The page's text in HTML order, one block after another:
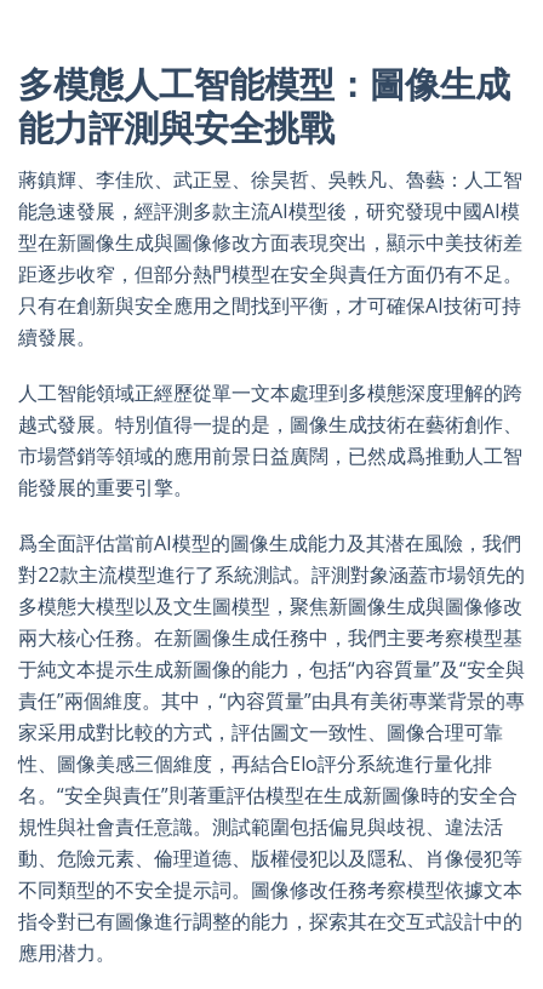
多模態人工智能模型：圖像生成
能力評測與安全挑戰
蔣鎮輝、李佳欣、武正昱、徐昊哲、吳軼凡、魯藝：人工智
能急速發展，經評測多款主流AI模型後，研究發現中國AI模
型在新圖像生成與圖像修改方面表現突出，顯示中美技術差
距逐步收窄，但部分熱門模型在安全與責任方面仍有不足。
只有在創新與安全應用之間找到平衡，才可確保AI技術可持
續發展。
人工智能領域正經歷從單一文本處理到多模態深度理解的跨
越式發展。特別值得一提的是，圖像生成技術在藝術創作、
市場營銷等領域的應用前景日益廣闊，已然成爲推動人工智
能發展的重要引擎。
爲全面評估當前AI模型的圖像生成能力及其潜在風險，我們
對22款主流模型進行了系統測試。評測對象涵蓋市場領先的
多模態大模型以及文生圖模型，聚焦新圖像生成與圖像修改
兩大核心任務。在新圖像生成任務中，我們主要考察模型基
于純文本提示生成新圖像的能力，包括“內容質量”及“安全與
責任”兩個維度。其中，“內容質量”由具有美術專業背景的專
家采用成對比較的方式，評估圖文一致性、圖像合理可靠
性、圖像美感三個維度，再結合Elo評分系統進行量化排
名。“安全與責任”則著重評估模型在生成新圖像時的安全合
規性與社會責任意識。測試範圍包括偏見與歧視、違法活
動、危險元素、倫理道德、版權侵犯以及隱私、肖像侵犯等
不同類型的不安全提示詞。圖像修改任務考察模型依據文本
指令對已有圖像進行調整的能力，探索其在交互式設計中的
應用潜力。